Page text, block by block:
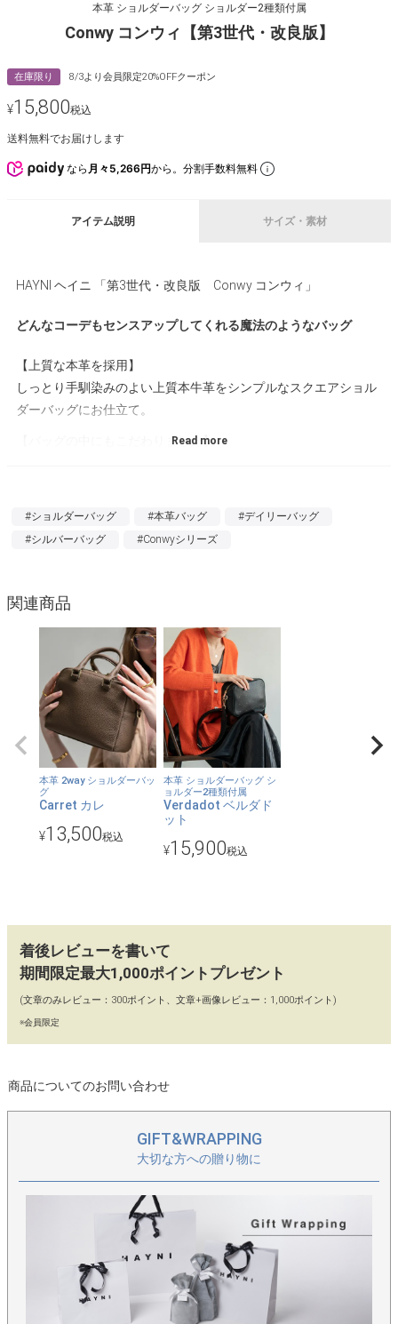
本革 ショルダーバッグ ショルダー2種類付属
Conwy コンウィ【第3世代・改良版】
在庫限り 8/3より会員限定20%OFFクーポン
¥15,800税込
送料無料でお届けします
なら 月々5,266円から。分割手数料無料
アイテム説明 サイズ・素材
HAYNI ヘイニ 「第3世代・改良版 Conwy コンウィ」
どんなコーデもセンスアップしてくれる魔法のようなバッグ
【上質な本革を採用】
しっとり手馴染みのよい上質本牛革をシンプルなスクエアショル
ダーバッグにお仕立て。
【バッグの中にもこだわりました】
【ポケットは2つ】
内面にはファスナー、バッグ背面にはオープンポケット付き。
更が可能なので、よりニーズに応えます。
【使いやすいサイズ感】
必要なものを無駄なく収めるのにちょうどよいサイズ感は デイリ
ー使いにぴったり。毎日上質なバッグを気軽に使いたい！と思う
方におすすめ。
【開き口はファスナー】スムーズなファスナー開閉。開けやすさ
を考えて、つまめるベロも付けました。
【コーディネート】
程よいツヤ感と厳選したおしゃれなカラーの組み合わせが、洗練
された雰囲気を演出します。キレイ目からカジュアルまで、どん
キャメル、シルバー、ブラック、ホワイト、モカグレージュ、ラ
イトベージュ、ワインチョコ、ダークグレー
#ショルダーバッグ #本革バッグ
#デイリーバッグ
#シルバーバッグ
#Conwyシリーズ
関連商品
本革 2way ショルダーバッ
グ
Carret カレ
¥13,500税込
本革 ショルダーバッグ シ
ョルダー2種類付属
Verdadot ベルダド
ット
¥15,900税込
着後レビューを書いて
期間限定最大1,000ポイントプレゼント
(文章のみレビュー：300ポイント、文章+画像レビュー：1,000ポイント)
※会員限定
商品についてのお問い合わせ
GIFT&WRAPPING
大切な方への贈り物に